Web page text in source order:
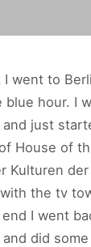
I went to
blue hour. I
just
House of
Kulturen
the tv
I went
did